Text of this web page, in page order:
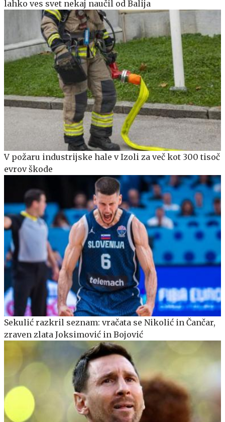
lahko ves svet nekaj naučil od Balija
V požaru industrijske hale v Izoli za več kot 300 tisoč
evrov škode
Sekulić razkril seznam: vračata se Nikolić in Čančar,
zraven zlata Joksimović in Bojović